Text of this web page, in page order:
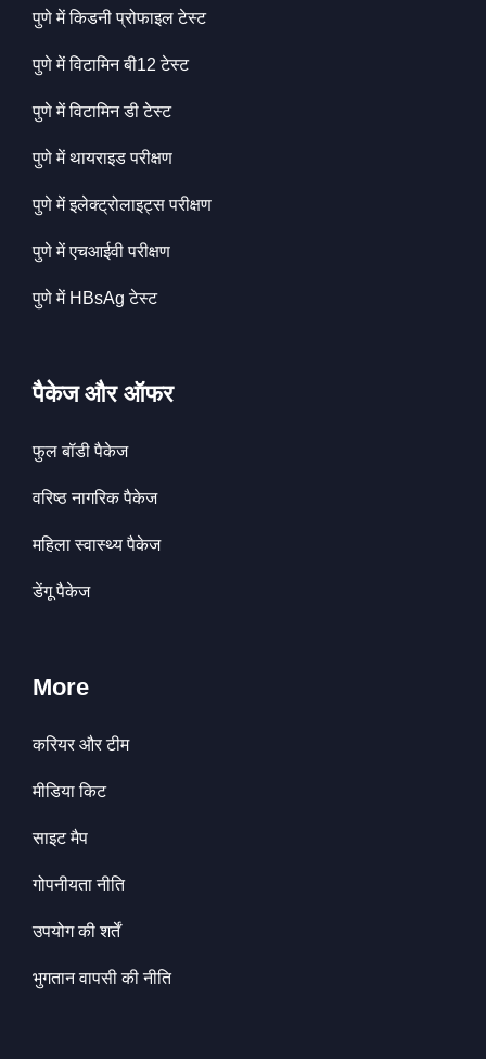
पुणे में किडनी प्रोफाइल टेस्ट
पुणे में विटामिन बी12 टेस्ट
पुणे में विटामिन डी टेस्ट
पुणे में थायराइड परीक्षण
पुणे में इलेक्ट्रोलाइट्स परीक्षण
पुणे में एचआईवी परीक्षण
पुणे में HBsAg टेस्ट
पैकेज और ऑफर
फुल बॉडी पैकेज
वरिष्ठ नागरिक पैकेज
महिला स्वास्थ्य पैकेज
डेंगू पैकेज
More
करियर और टीम
मीडिया किट
साइट मैप
गोपनीयता नीति
उपयोग की शर्तें
भुगतान वापसी की नीति